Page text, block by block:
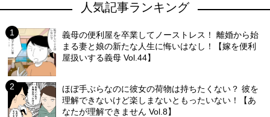
人気記事ランキング
義母の便利屋を卒業してノーストレス！ 離婚から始
まる妻と娘の新たな人生に悔いはなし！【嫁を便利
屋扱いする義母 Vol.44】
ほぼ手ぶらなのに彼女の荷物は持ちたくない？ 彼を
理解できないけど楽しまないともったいない！【あ
なたが理解できません Vol.8】